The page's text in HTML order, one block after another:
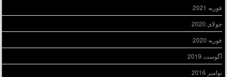
فوریه 2021
جولای 2020
فوریه 2020
آگوست 2019
نوامبر 2016